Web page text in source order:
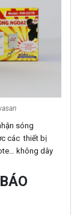
sóng
các thiết bị
không dây